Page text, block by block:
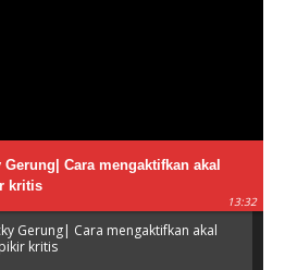
Gerung| Cara mengaktifkan akal
kritis
13:32
Gerung| Cara mengaktifkan akal
kritis